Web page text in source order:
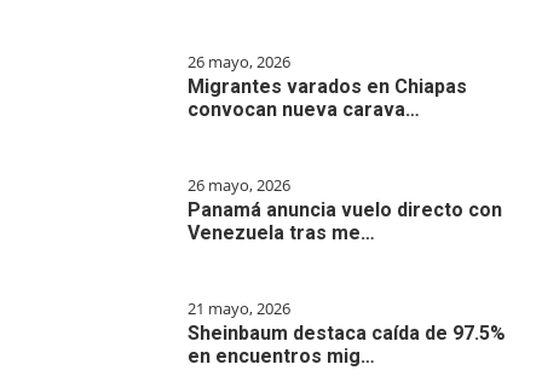
26 mayo, 2026
Migrantes varados en Chiapas
convocan nueva carava…
26 mayo, 2026
Panamá anuncia vuelo directo con
Venezuela tras me…
21 mayo, 2026
Sheinbaum destaca caída de 97.5%
en encuentros mig…